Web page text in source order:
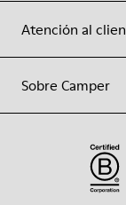
Atención al
Sobre Camper